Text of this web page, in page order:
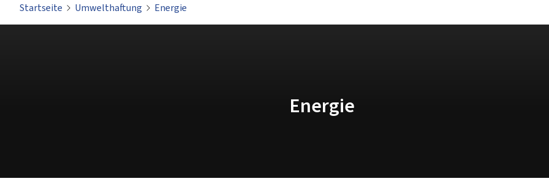
Startseite Umwelthaftung Energie
Energie